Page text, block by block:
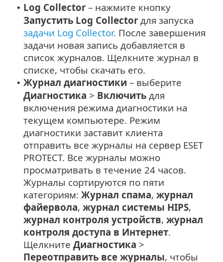
• Log Collector – нажмите кнопку
Запустить Log Collector для запуска
задачи Log Collector. После завершения
задачи новая запись добавляется в
список журналов. Щелкните журнал в
списке, чтобы скачать его.
• Журнал диагностики – выберите
Диагностика > Включить для
включения режима диагностики на
текущем компьютере. Режим
диагностики заставит клиента
отправить все журналы на сервер ESET
PROTECT. Все журналы можно
просматривать в течение 24 часов.
Журналы сортируются по пяти
категориям: Журнал спама, журнал
файервола, журнал системы HIPS,
журнал контроля устройств, журнал
контроля доступа в Интернет.
Щелкните Диагностика >
Переотправить все журналы, чтобы